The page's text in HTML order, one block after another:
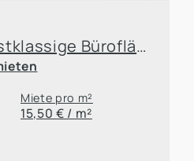
Mittendrin - Erstklassige Bürofläche im Bonner Zentrum
Miete pro m²
15,50 € / m²